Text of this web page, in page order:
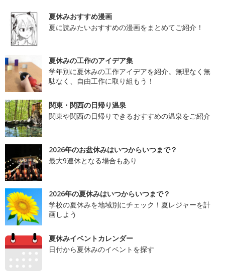
夏休みおすすめ漫画
夏に読みたいおすすめの漫画をまとめてご紹介！
夏休みの工作のアイデア集
学年別に夏休みの工作アイデアを紹介。無理なく無
駄なく、自由工作に取り組もう！
関東・関西の日帰り温泉
関東や関西の日帰りできるおすすめの温泉をご紹介
2026年のお盆休みはいつからいつまで？
最大9連休となる場合もあり
2026年の夏休みはいつからいつまで？
学校の夏休みを地域別にチェック！夏レジャーを計
画しよう
夏休みイベントカレンダー
日付から夏休みのイベントを探す